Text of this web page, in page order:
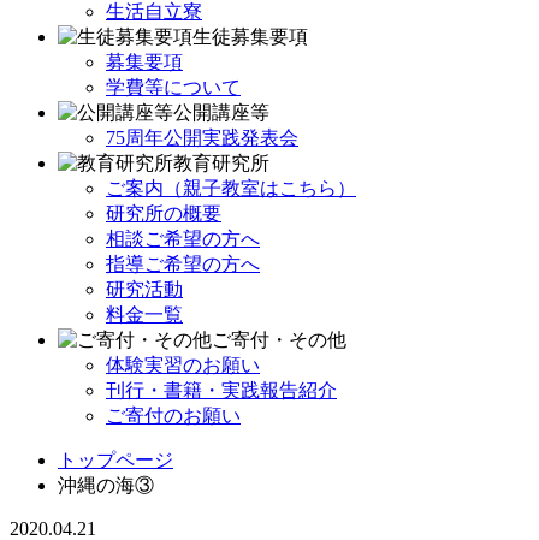
生活自立寮
生徒募集要項
募集要項
学費等について
公開講座等
75周年公開実践発表会
教育研究所
ご案内（親子教室はこちら）
研究所の概要
相談ご希望の方へ
指導ご希望の方へ
研究活動
料金一覧
ご寄付・その他
体験実習のお願い
刊行・書籍・実践報告紹介
ご寄付のお願い
トップページ
沖縄の海③
2020.04.21